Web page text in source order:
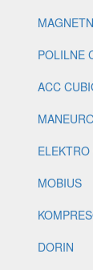
POLILNE
ACC
MOBIUS
DORIN